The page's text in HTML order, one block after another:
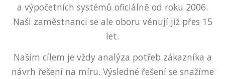
a výpočetních systémů oficiálně od roku 2006.
Naši zaměstnanci se ale oboru věnují již přes 15
let.
Naším cílem je vždy analýza potřeb zákazníka a
návrh řešení na míru. Výsledné řešení se snažíme